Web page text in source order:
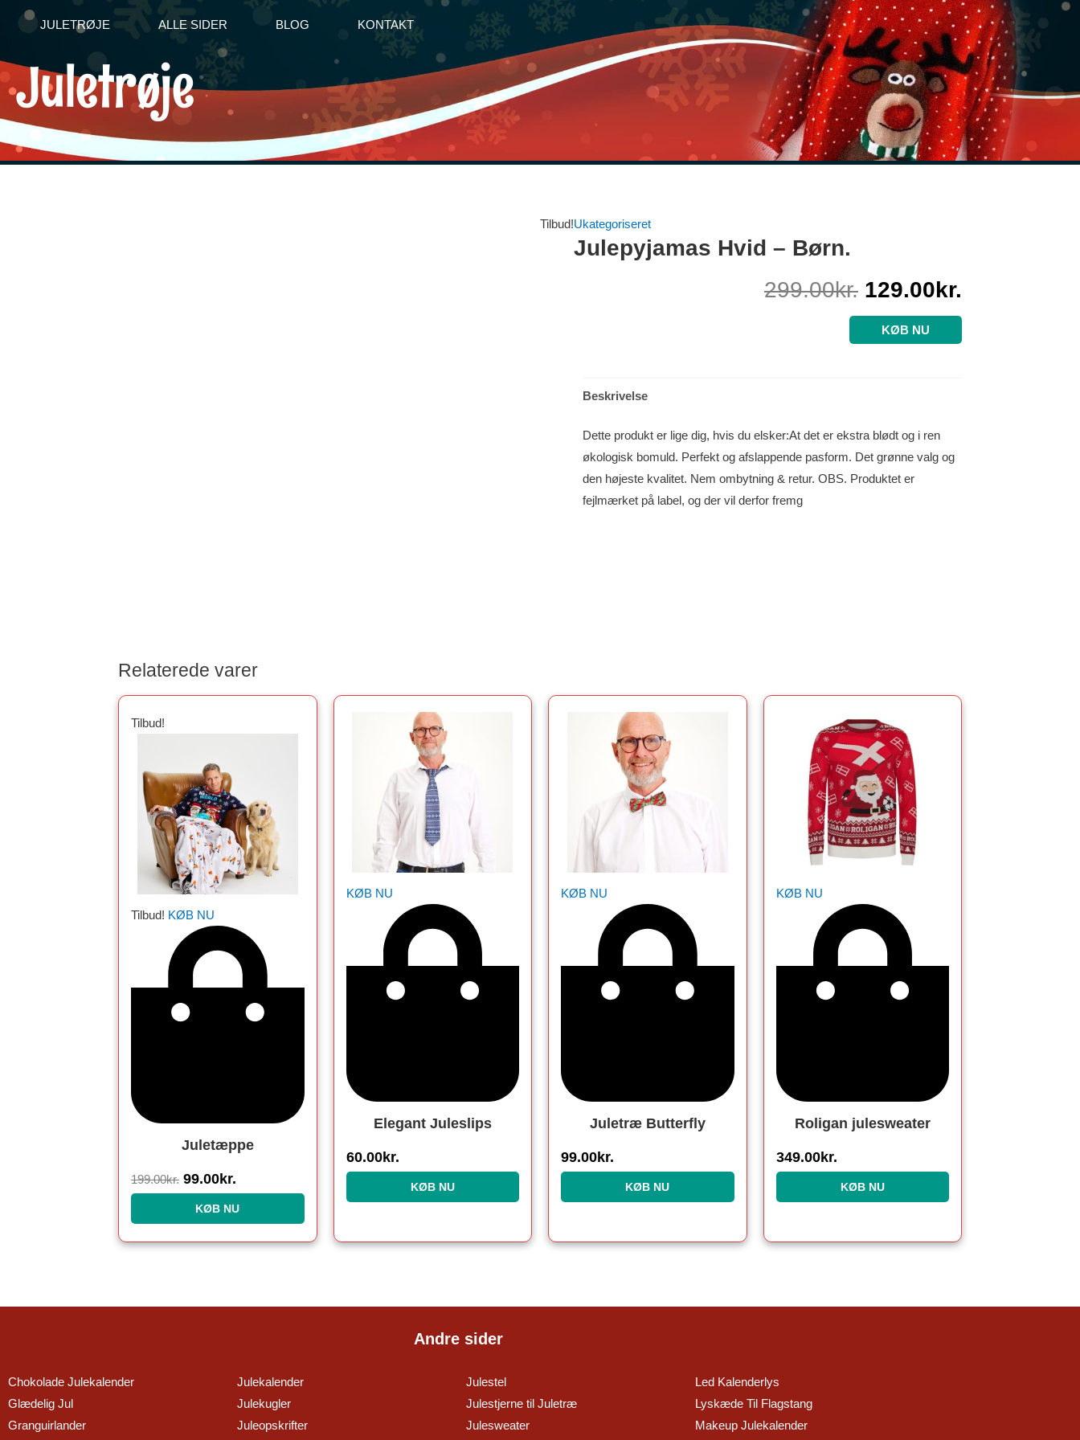
JULETRØJE ALLE SIDER BLOG KONTAKT
Juletrøje
Tilbud!Ukategoriseret
Julepyjamas Hvid – Børn.
299.00kr. 129.00kr.
KØB NU
Beskrivelse
Dette produkt er lige dig, hvis du elsker:At det er ekstra blødt og i ren
økologisk bomuld. Perfekt og afslappende pasform. Det grønne valg og
den højeste kvalitet. Nem ombytning & retur. OBS. Produktet er
fejlmærket på label, og der vil derfor fremg
Relaterede varer
Tilbud!
Tilbud! KØB NU
Juletæppe
199.00kr. 99.00kr.
KØB NU
KØB NU
Elegant Juleslips
60.00kr.
KØB NU
KØB NU
Juletræ Butterfly
99.00kr.
KØB NU
KØB NU
Roligan julesweater
349.00kr.
KØB NU
Andre sider
Chokolade Julekalender
Glædelig Jul
Granguirlander
Julekalender
Julekugler
Juleopskrifter
Julestel
Julestjerne til Juletræ
Julesweater
Led Kalenderlys
Lyskæde Til Flagstang
Makeup Julekalender